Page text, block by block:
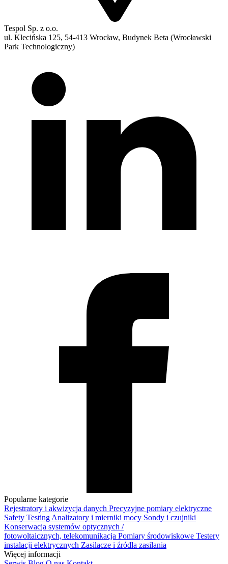
Tespol Sp. z o.o.
ul. Klecińska 125, 54-413 Wrocław, Budynek Beta (Wrocławski
Park Technologiczny)
Popularne kategorie
Rejestratory i akwizycja danych Precyzyjne pomiary elektryczne
Safety Testing Analizatory i mierniki mocy Sondy i czujniki
Konserwacja systemów optycznych /
fotowoltaicznych, telekomunikacja Pomiary środowiskowe Testery
instalacji elektrycznych Zasilacze i źródła zasilania
Więcej informacji